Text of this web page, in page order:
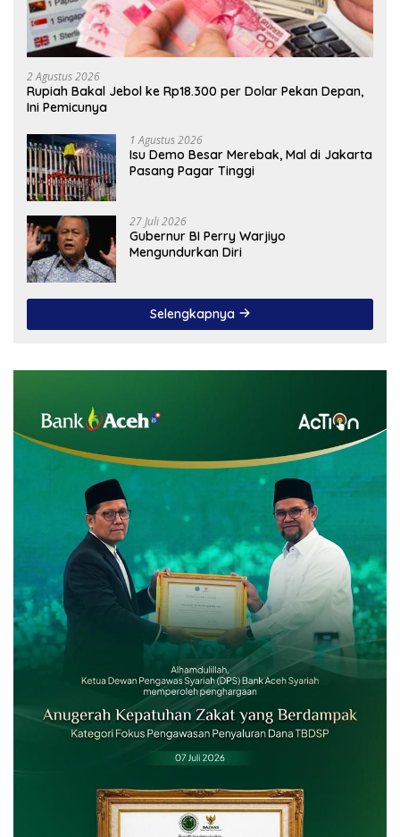
2 Agustus 2026
Rupiah Bakal Jebol ke Rp18.300 per Dolar Pekan Depan,
Ini Pemicunya
1 Agustus 2026
Isu Demo Besar Merebak, Mal di Jakarta
Pasang Pagar Tinggi
27 Juli 2026
Gubernur BI Perry Warjiyo
Mengundurkan Diri
Selengkapnya